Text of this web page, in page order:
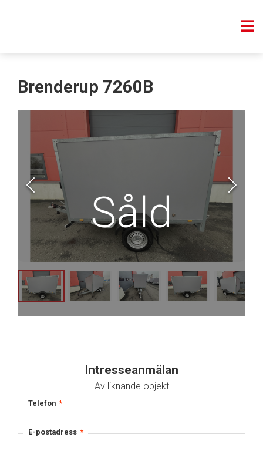
Brenderup 7260B
Såld
Intresseanmälan
Av liknande objekt
Telefon *
E-postadress *